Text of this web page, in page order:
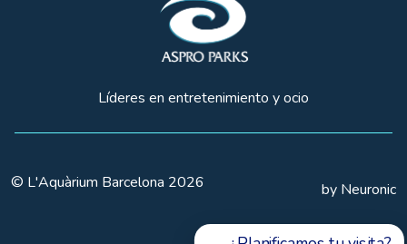
Líderes en entretenimiento y ocio
© L'Aquàrium Barcelona 2026 by Neuronic